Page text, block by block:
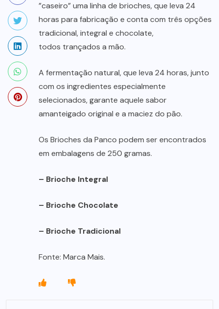
”caseiro” uma linha de brioches, que leva 24
horas para fabricação e conta com três opções
tradicional, integral e chocolate,
todos trançados a mão.
A fermentação natural, que leva 24 horas, junto
com os ingredientes especialmente
selecionados, garante aquele sabor
amanteigado original e a maciez do pão.
Os Brioches da Panco podem ser encontrados
em embalagens de 250 gramas.
– Brioche Integral
– Brioche Chocolate
– Brioche Tradicional
Fonte: Marca Mais.